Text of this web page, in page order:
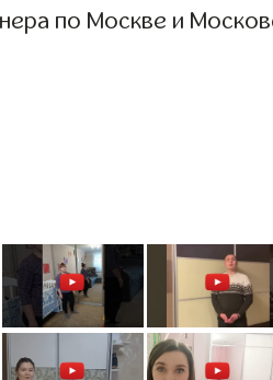
по Москве и